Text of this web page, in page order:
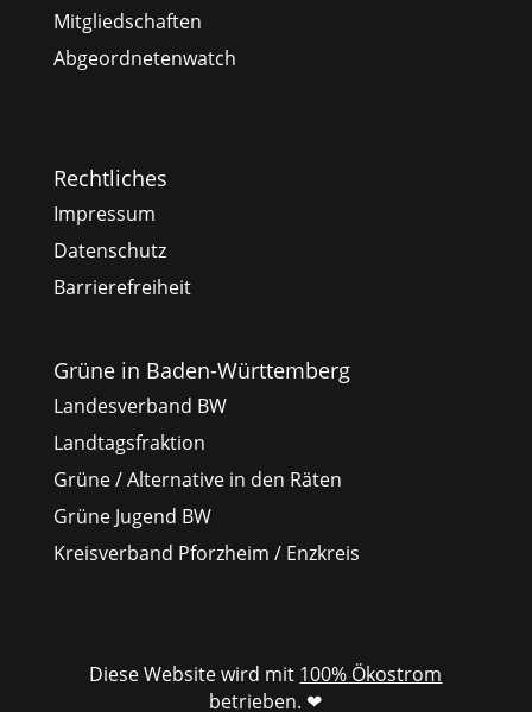
Mitgliedschaften
Abgeordnetenwatch
Rechtliches
Impressum
Datenschutz
Barrierefreiheit
Grüne in Baden-Württemberg
Landesverband BW
Landtagsfraktion
Grüne / Alternative in den Räten
Grüne Jugend BW
Kreisverband Pforzheim / Enzkreis
Diese Website wird mit 100% Ökostrom
betrieben. ❤